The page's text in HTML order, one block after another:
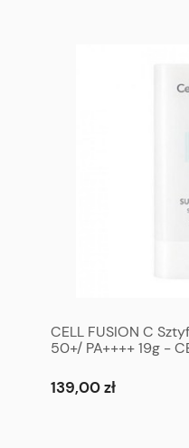
CELL FUSION C
50+/ PA++++ 19g -
139,00 zł